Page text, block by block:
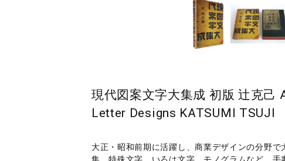
現代図案文字大集成 初版 辻克
Letter Designs KATSUMI TSUJI
大正・昭和前期に活躍し、商業デザインの分野
集。特殊文字、いろは文字、モノグラムなど、